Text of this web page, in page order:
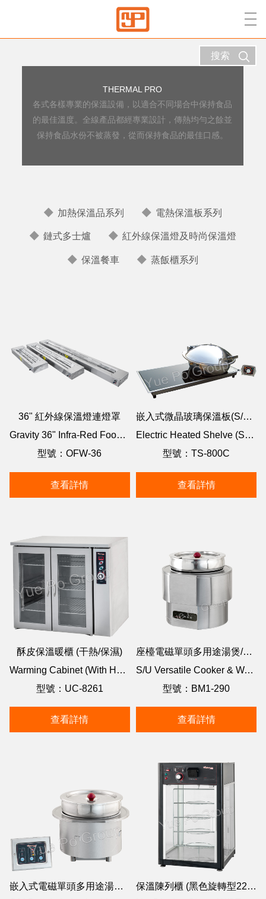
搜索
THERMAL PRO
各式各樣專業的保溫設備，以適合不同場合中保持食品
的最佳溫度。全線產品都經專業設計，傳熱均勻之餘並
保持食品水份不被蒸發，從而保持食品的最佳口感。
加熱保溫品系列 電熱保溫板系列
鏈式多士爐 紅外線保溫燈及時尚保溫燈
保溫餐車 蒸飯櫃系列
36" 紅外線保溫燈連燈罩
Gravity 36" Infra-Red Food Warmers
型號：OFW-36
查看詳情
嵌入式微晶玻璃保溫板(S/S 圍邊)(400W)
Electric Heated Shelve (Schott Glass Top;400W)
型號：TS-800C
查看詳情
酥皮保溫暖櫃 (干熱/保濕)
Warming Cabinet (With Humidifier)
型號：UC-8261
查看詳情
座檯電磁單頭多用途湯煲/蒸煮煲
S/U Versatile Cooker & Warmer
型號：BM1-290
查看詳情
嵌入式電磁單頭多用途湯煲/蒸煮煲
保溫陳列櫃 (黑色旋轉型220V)